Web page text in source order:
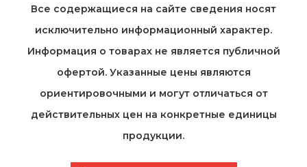
Все содержащиеся на cайте сведения носят
исключительно информационный характер.
Информация о товарах не является публичной
офертой. Указанные цены являются
ориентировочными и могут отличаться от
действительных цен на конкретные единицы
продукции.